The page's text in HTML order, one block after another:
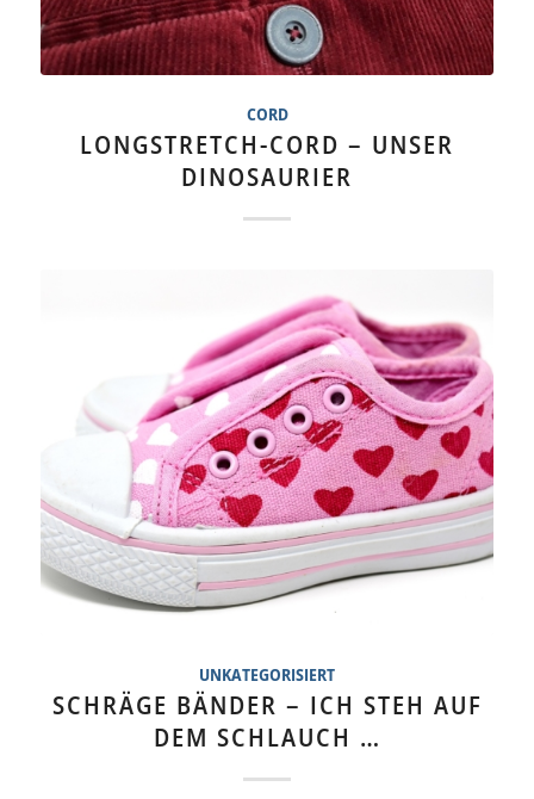
CORD
LONGSTRETCH-CORD – UNSER
DINOSAURIER
UNKATEGORISIERT
SCHRÄGE BÄNDER – ICH STEH AUF
DEM SCHLAUCH …